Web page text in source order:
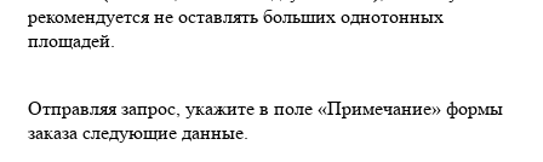
рекомендуется не оставлять больших однотонных
площадей.
Отправляя запрос, укажите в поле «Примечание» формы
заказа следующие данные.